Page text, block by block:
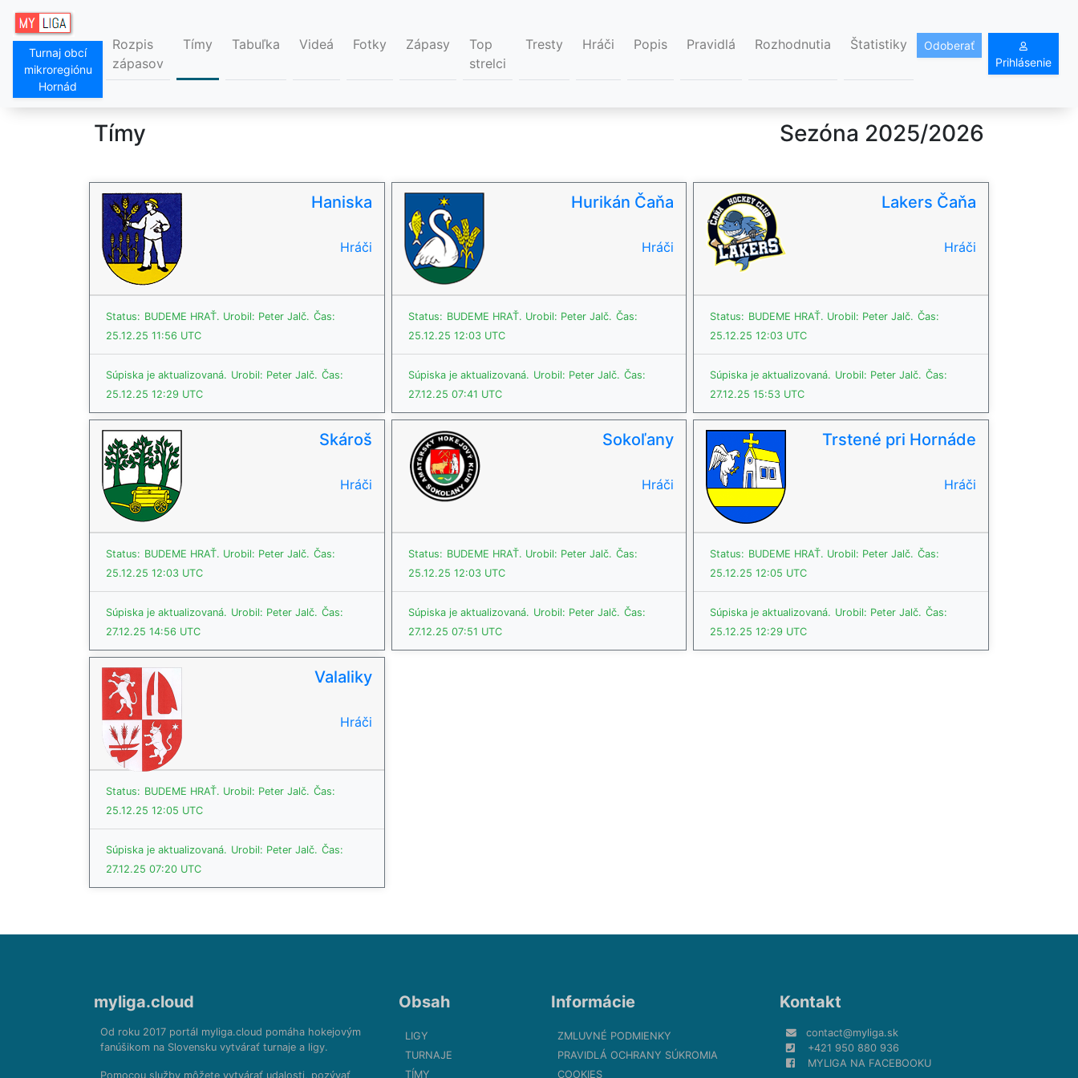
Turnaj obcí
mikroregiónu
Hornád
Rozpis
zápasov
Tímy Tabuľka Videá Fotky Zápasy
Top
strelci
Tresty Hráči Popis Pravidlá Rozhodnutia Štatistiky
Odoberať
Prihlásenie
Tímy Sezóna 2025/2026
Haniska
Hráči
Status: BUDEME HRAŤ. Urobil: Peter Jalč. Čas:
25.12.25 11:56 UTC
Súpiska je aktualizovaná. Urobil: Peter Jalč. Čas:
25.12.25 12:29 UTC
Hurikán Čaňa
Hráči
Status: BUDEME HRAŤ. Urobil: Peter Jalč. Čas:
25.12.25 12:03 UTC
Súpiska je aktualizovaná. Urobil: Peter Jalč. Čas:
27.12.25 07:41 UTC
Lakers Čaňa
Hráči
Status: BUDEME HRAŤ. Urobil: Peter Jalč. Čas:
25.12.25 12:03 UTC
Súpiska je aktualizovaná. Urobil: Peter Jalč. Čas:
27.12.25 15:53 UTC
Skároš
Hráči
Status: BUDEME HRAŤ. Urobil: Peter Jalč. Čas:
25.12.25 12:03 UTC
Súpiska je aktualizovaná. Urobil: Peter Jalč. Čas:
27.12.25 14:56 UTC
Sokoľany
Hráči
Status: BUDEME HRAŤ. Urobil: Peter Jalč. Čas:
25.12.25 12:03 UTC
Súpiska je aktualizovaná. Urobil: Peter Jalč. Čas:
27.12.25 07:51 UTC
Trstené pri Hornáde
Hráči
Status: BUDEME HRAŤ. Urobil: Peter Jalč. Čas:
25.12.25 12:05 UTC
Súpiska je aktualizovaná. Urobil: Peter Jalč. Čas:
25.12.25 12:29 UTC
Valaliky
Hráči
Status: BUDEME HRAŤ. Urobil: Peter Jalč. Čas:
25.12.25 12:05 UTC
Súpiska je aktualizovaná. Urobil: Peter Jalč. Čas:
27.12.25 07:20 UTC
myliga.cloud
Od roku 2017 portál myliga.cloud pomáha hokejovým
fanúšikom na Slovensku vytvárať turnaje a ligy.
Pomocou služby môžete vytvárať udalosti, pozývať
Obsah
LIGY
TURNAJE
TÍMY
Informácie
ZMLUVNÉ PODMIENKY
PRAVIDLÁ OCHRANY SÚKROMIA
COOKIES
Kontakt
contact@myliga.sk
+421 950 880 936
MYLIGA NA FACEBOOKU